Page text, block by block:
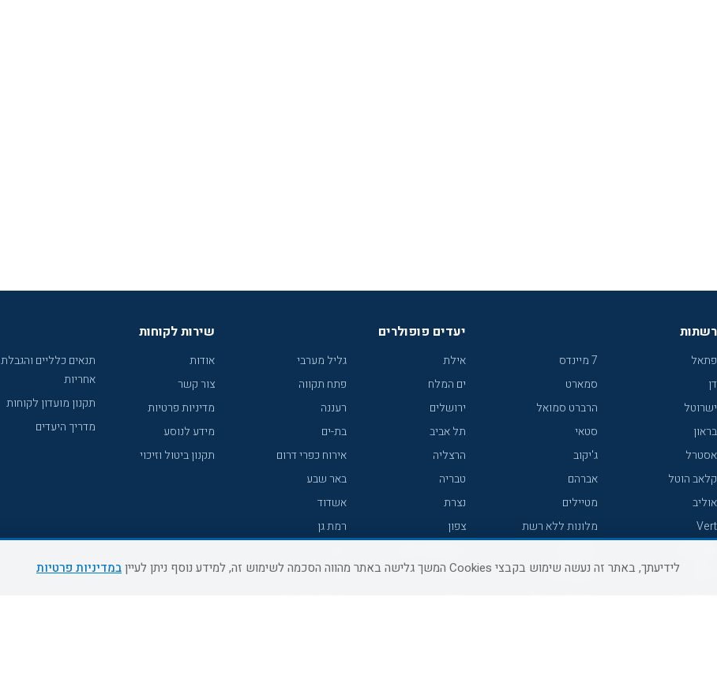
רשתות
פתאל
דן
ישרוטל
בראון
אסטרל
קלאב הוטל
אוליב
Vert
7 מיינדס
סמארט
הרברט סמואל
סטאי
ג'יקוב
אברהם
מטיילים
מלונות ללא רשת
קראון פלאזה
יעדים פופולרים
אילת
ים המלח
ירושלים
תל אביב
הרצליה
טבריה
נצרת
צפון
נתניה
גליל מערבי
פתח תקווה
רעננה
בת-ים
אירוח כפרי דרום
באר שבע
אשדוד
רמת גן
עכו
שירות לקוחות
אודות
צור קשר
מדיניות פרטיות
מידע לנוסע
תקנון ביטול וזיכוי
תנאים כלליים והגבלת
אחריות
תקנון מועדון לקוחות
מדריך היעדים
לידיעתך, באתר זה נעשה שימוש בקבצי Cookies המשך גלישה באתר מהווה הסכמה לשימוש זה, למידע נוסף ניתן לעיין במדיניות פרטיות